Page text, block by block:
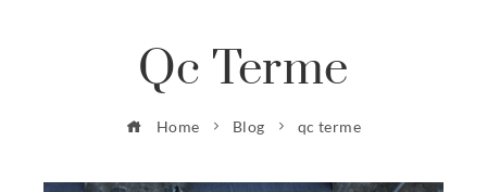
Qc Terme
Home Blog qc terme